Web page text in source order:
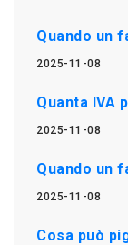
Quando un
2025-11-08
Quanta IVA
2025-11-08
Quando un
2025-11-08
Cosa può